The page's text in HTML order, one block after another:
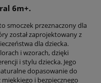
6m+.
smoczek przeznaczony dla
został zaprojektowany z
dla dziecka.
i wzorach, dzięki
i stylu dziecka. Jego
dopasowanie do
i bezpiecznego